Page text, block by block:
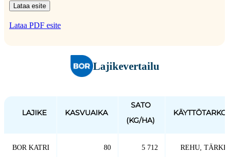
Lataa esite
Lataa PDF esite
Lajikevertailu
LAJIKE KASVUAIKA
SATO
(KG/HA)
BOR KATRI 80 5 712 REHU,